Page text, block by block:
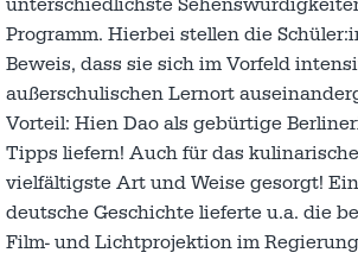
unterschiedlichste
Programm. Hierbei stellen die
Beweis, dass sie sich im Vorfeld
außerschulischen Lernort
Vorteil: Hien Dao als gebürtige
Tipps liefern! Auch für das
vielfältigste Art und Weise gesorgt!
deutsche Geschichte lieferte u.a. die
Film- und Lichtprojektion im